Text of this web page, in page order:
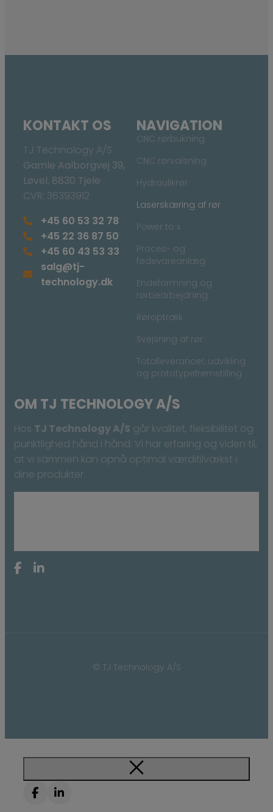
OM TJ TECHNOLOGY A/S
Hos TJ Technology A/S går kvalitet, fleksibilitet og
punktlighed hånd i hånd. Vi har erfaring og viden til,
at vi sammen kan opnå optimal værditilvækst i
dine produkter.
NAVIGATION
CNC rørbukning
CNC rørvalsning
Hydraulikrør
Laserskæring af rør
Power to x
Proces- og
fødevareanlæg
Endeformning og
rørbearbejdning
Røroptræk
Svejsning af rør
Totalleverancer, udvikling
og prototypefremstilling
KONTAKT OS
TJ Technology A/S
Gamle Aalborgvej 39,
Løvel, 8830 Tjele
CVR: 36393912
+45 60 53 32 78
+45 22 36 87 50
+45 60 43 53 33
salg@tj-
technology.dk
© TJ Technology A/S